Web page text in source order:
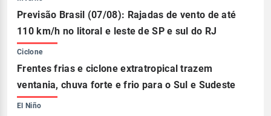
Previsão Brasil (07/08): Rajadas de vento de até
110 km/h no litoral e leste de SP e sul do RJ
Ciclone
Frentes frias e ciclone extratropical trazem
ventania, chuva forte e frio para o Sul e Sudeste
El Niño